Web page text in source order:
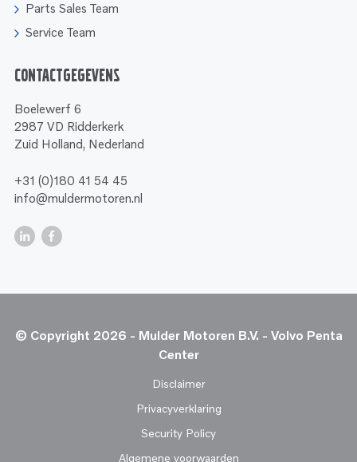
Parts Sales Team
Service Team
Contactgegevens
Boelewerf 6
2987 VD Ridderkerk
Zuid Holland, Nederland
+31 (0)180 41 54 45
info@muldermotoren.nl
© Copyright 2026 - Mulder Motoren B.V. - Volvo Penta
Center
Disclaimer
Privacyverklaring
Security Policy
Algemene voorwaarden